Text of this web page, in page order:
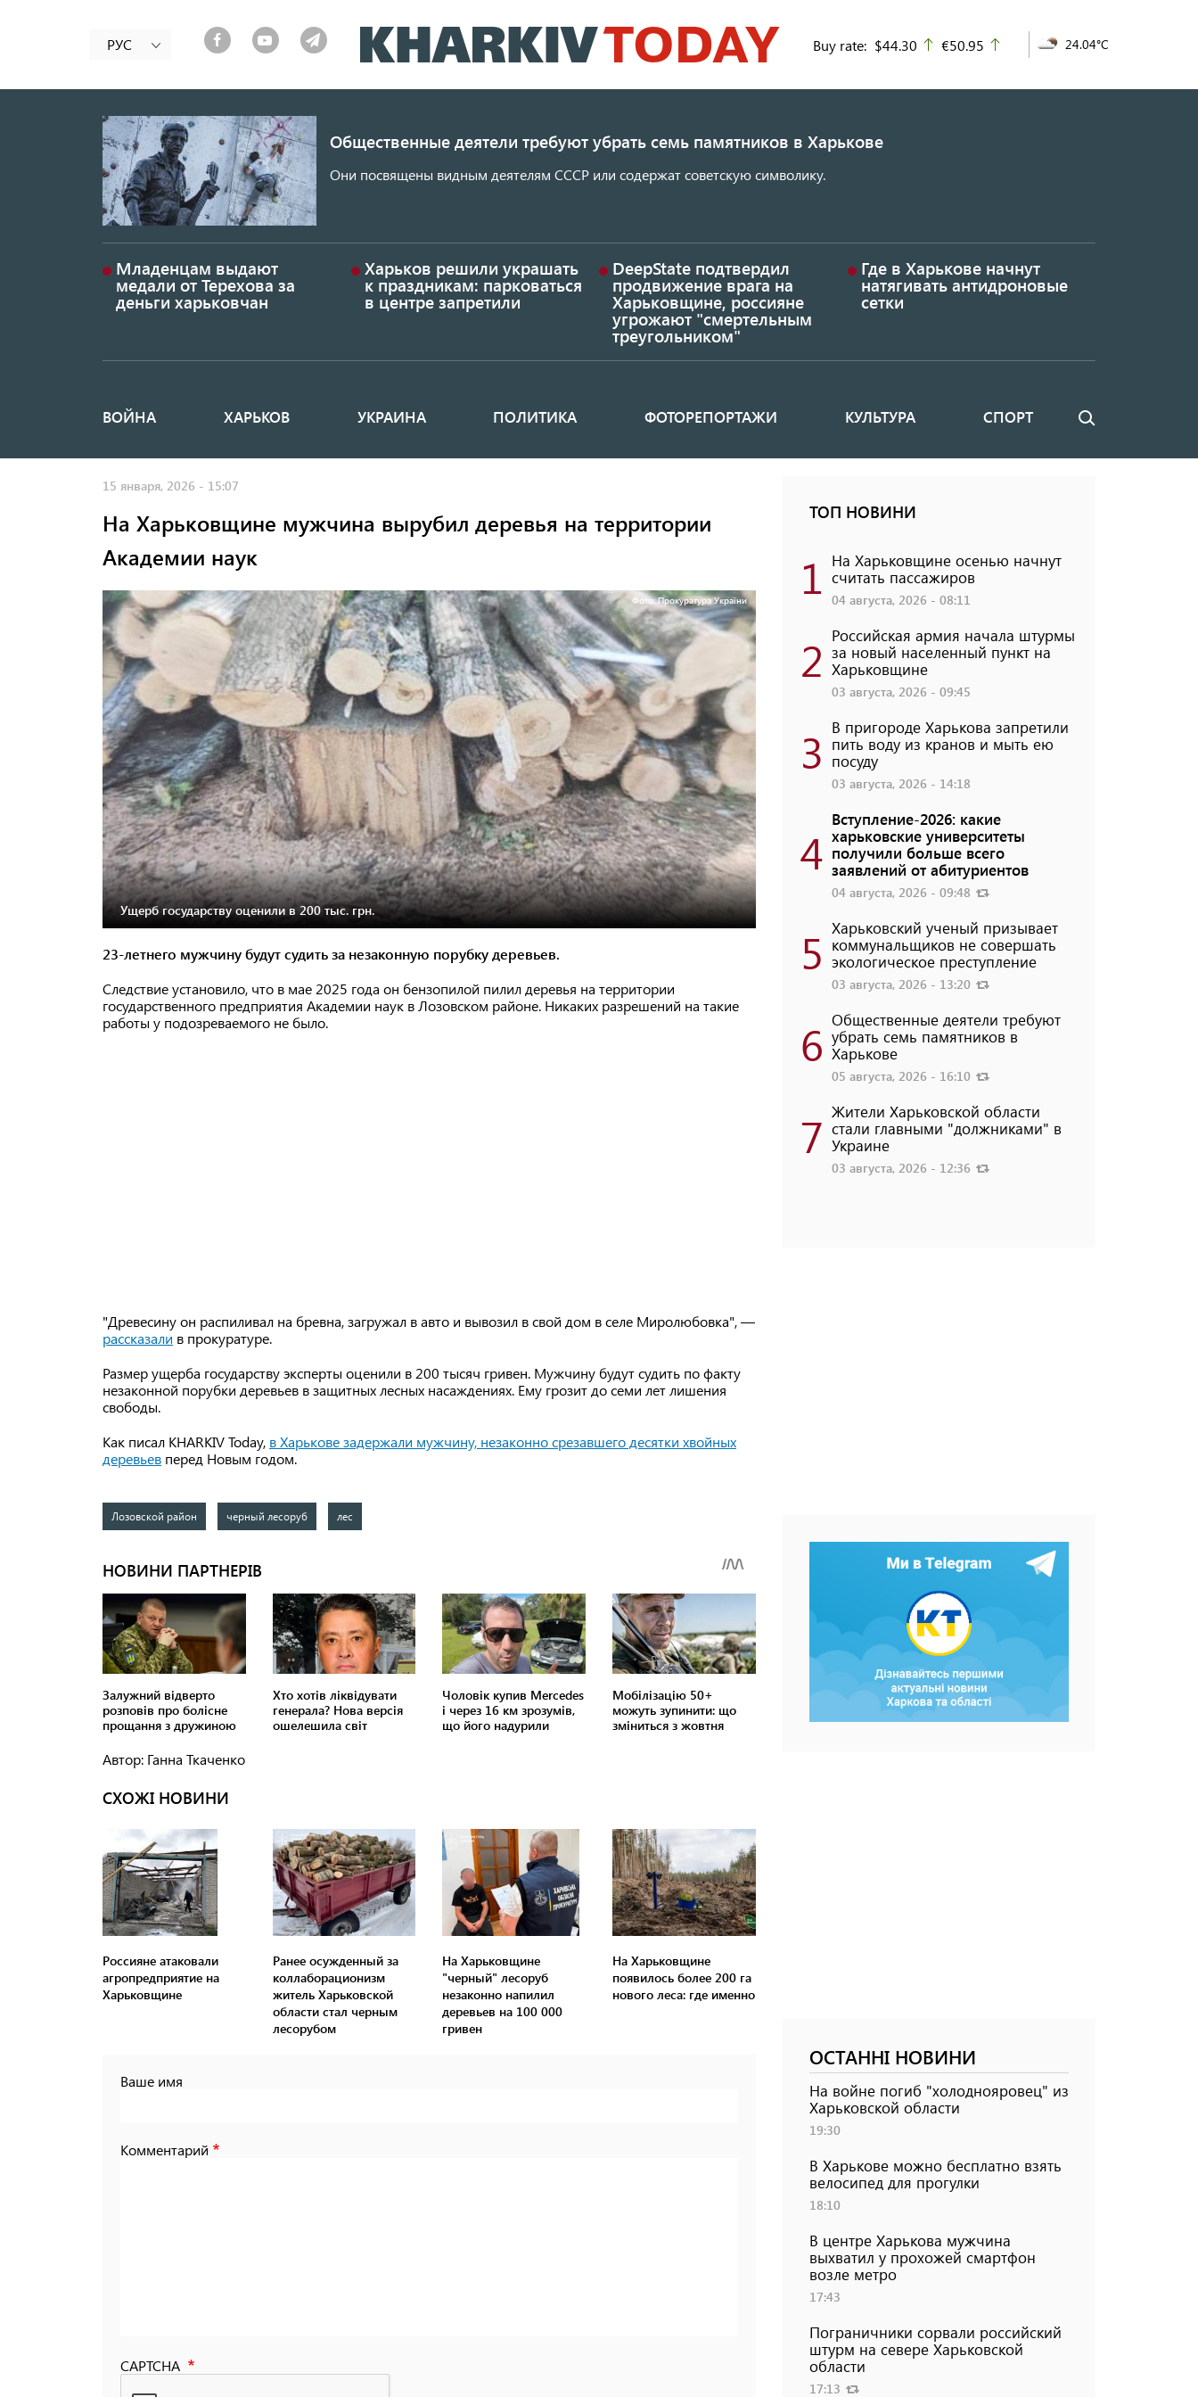
к
основному
РУС Buy rate: $44.30 up
€50.95 24.04°C
Общественные деятели требуют убрать семь памятников в Харькове
Они посвящены видным деятелям СССР или содержат советскую символику.
Младенцам выдают
медали от Терехова за
деньги харьковчан
Харьков решили украшать
к праздникам: парковаться
в центре запретили
DeepState подтвердил
продвижение врага на
Харьковщине, россияне
угрожают "смертельным
треугольником"
Где в Харькове начнут
натягивать антидроновые
сетки
Основная
ВОЙНА ХАРЬКОВ УКРАИНА ПОЛИТИКА ФОТОРЕПОРТАЖИ КУЛЬТУРА СПОРТ Поиск
15 января, 2026 - 15:07
На Харьковщине мужчина вырубил деревья на территории
Академии наук
Фото: Прокуратура України
Ущерб государству оценили в 200 тыс. грн.
23-летнего мужчину будут судить за незаконную порубку деревьев.
Следствие установило, что в мае 2025 года он бензопилой пилил деревья на территории
государственного предприятия Академии наук в Лозовском районе. Никаких разрешений на такие
работы у подозреваемого не было.
"Древесину он распиливал на бревна, загружал в авто и вывозил в свой дом в селе Миролюбовка", —
рассказали в прокуратуре.
Размер ущерба государству эксперты оценили в 200 тысяч гривен. Мужчину будут судить по факту
незаконной порубки деревьев в защитных лесных насаждениях. Ему грозит до семи лет лишения
свободы.
Как писал KHARKIV Today, в Харькове задержали мужчину, незаконно срезавшего десятки хвойных
деревьев перед Новым годом.
Лозовской район черный лесоруб лес
Автор: Ганна Ткаченко
СХОЖІ НОВИНИ
Россияне атаковали
агропредприятие на
Харьковщине
Ранее осужденный за
коллаборационизм
житель Харьковской
области стал черным
лесорубом
На Харьковщине
"черный" лесоруб
незаконно напилил
деревьев на 100 000
гривен
На Харьковщине
появилось более 200 га
нового леса: где именно
Ваше имя
Комментарий
CAPTCHA
ТОП НОВИНИ
1 На Харьковщине осенью начнут
считать пассажиров
04 августа, 2026 - 08:11
2 Российская армия начала штурмы
за новый населенный пункт на
Харьковщине
03 августа, 2026 - 09:45
3 В пригороде Харькова запретили
пить воду из кранов и мыть ею
посуду
03 августа, 2026 - 14:18
4
Вступление-2026: какие
харьковские университеты
получили больше всего
заявлений от абитуриентов
04 августа, 2026 - 09:48
5 Харьковский ученый призывает
коммунальщиков не совершать
экологическое преступление
03 августа, 2026 - 13:20
6 Общественные деятели требуют
убрать семь памятников в
Харькове
05 августа, 2026 - 16:10
7 Жители Харьковской области
стали главными "должниками" в
Украине
03 августа, 2026 - 12:36
ОСТАННІ НОВИНИ
На войне погиб "холоднояровец" из
Харьковской области
19:30
В Харькове можно бесплатно взять
велосипед для прогулки
18:10
В центре Харькова мужчина
выхватил у прохожей смартфон
возле метро
17:43
Пограничники сорвали российский
штурм на севере Харьковской
области
17:13